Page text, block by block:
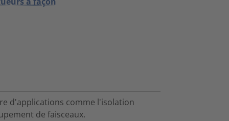
d'applications comme l'isolation
de faisceaux.